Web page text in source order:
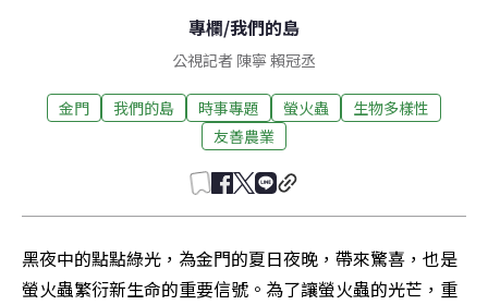
專欄/我們的島
公視記者 陳寧 賴冠丞
金門 我們的島 時事專題 螢火蟲
生物多樣性
友善農業
黑夜中的點點綠光，為金門的夏日夜晚，帶來驚喜，也是
螢火蟲繁衍新生命的重要信號。為了讓螢火蟲的光芒，重